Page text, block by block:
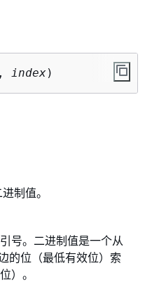
, index)
制值。
号。二进制值是一个从
的位（最低有效位）索
）。